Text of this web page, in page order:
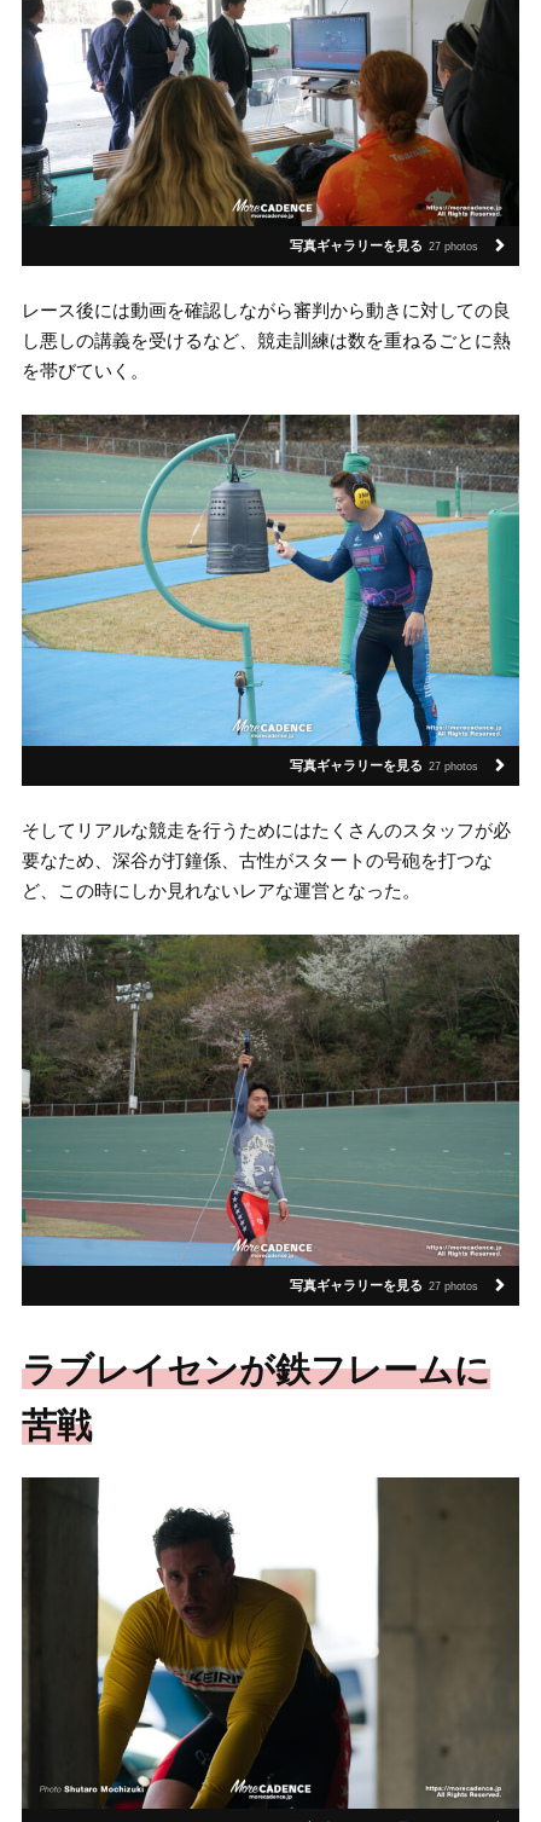
写真ギャラリーを見る 27 photos
レース後には動画を確認しながら審判から動きに対しての良
し悪しの講義を受けるなど、競走訓練は数を重ねるごとに熱
を帯びていく。
写真ギャラリーを見る 27 photos
そしてリアルな競走を行うためにはたくさんのスタッフが必
要なため、深谷が打鐘係、古性がスタートの号砲を打つな
ど、この時にしか見れないレアな運営となった。
写真ギャラリーを見る 27 photos
ラブレイセンが鉄フレームに
苦戦